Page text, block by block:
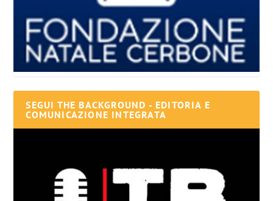
SEGUI THE BACKGROUND - EDITORIA E
COMUNICAZIONE INTEGRATA